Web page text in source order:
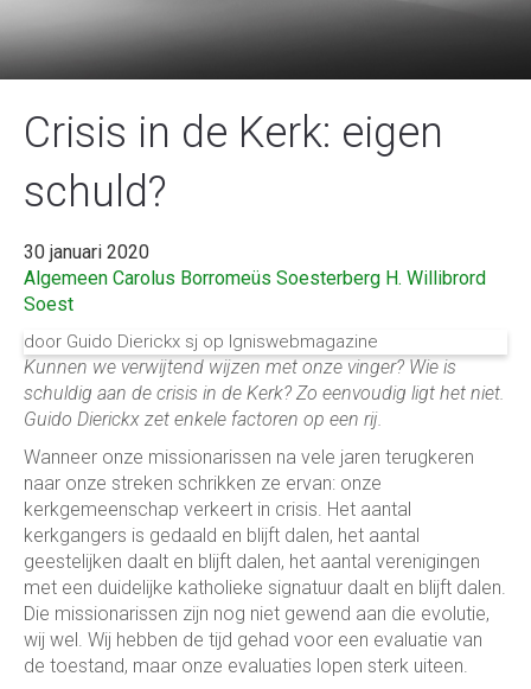
Crisis in de Kerk: eigen
schuld?
30 januari 2020
Algemeen Carolus Borromeüs Soesterberg H. Willibrord
Soest
door Guido Dierickx sj op Igniswebmagazine
Kunnen we verwijtend wijzen met onze vinger? Wie is
schuldig aan de crisis in de Kerk? Zo eenvoudig ligt het niet.
Guido Dierickx zet enkele factoren op een rij.
Wanneer onze missionarissen na vele jaren terugkeren
naar onze streken schrikken ze ervan: onze
kerkgemeenschap verkeert in crisis. Het aantal
kerkgangers is gedaald en blijft dalen, het aantal
geestelijken daalt en blijft dalen, het aantal verenigingen
met een duidelijke katholieke signatuur daalt en blijft dalen.
Die missionarissen zijn nog niet gewend aan die evolutie,
wij wel. Wij hebben de tijd gehad voor een evaluatie van
de toestand, maar onze evaluaties lopen sterk uiteen.